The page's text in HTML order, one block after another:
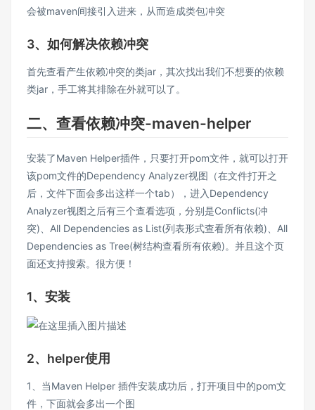
会被maven间接引入进来，从而造成类包冲突
3、如何解决依赖冲突
首先查看产生依赖冲突的类jar，其次找出我们不想要的依赖
类jar，手工将其排除在外就可以了。
二、查看依赖冲突-maven-helper
安装了Maven Helper插件，只要打开pom文件，就可以打开
该pom文件的Dependency Analyzer视图（在文件打开之
后，文件下面会多出这样一个tab），进入Dependency
Analyzer视图之后有三个查看选项，分别是Conflicts(冲
突)、All Dependencies as List(列表形式查看所有依赖)、All
Dependencies as Tree(树结构查看所有依赖)。并且这个页
面还支持搜索。很方便！
1、安装
2、helper使用
1、当Maven Helper 插件安装成功后，打开项目中的pom文
件，下面就会多出一个图